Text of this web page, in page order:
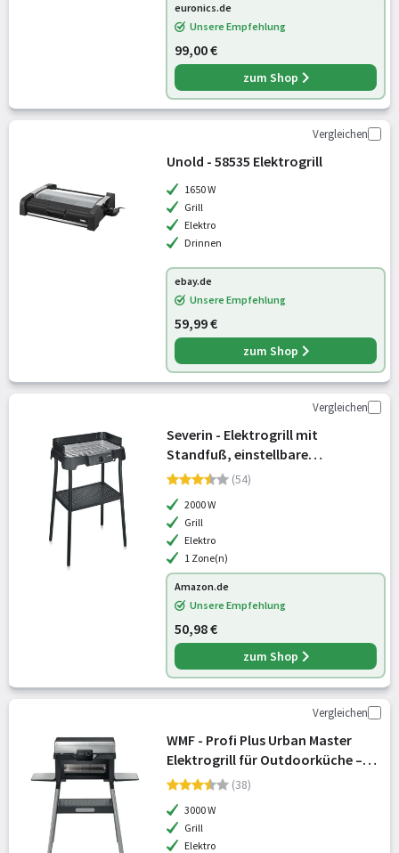
euronics.de
Unsere Empfehlung
99,00 €
zum Shop
Vergleichen
Unold - 58535 Elektrogrill
1650 W
Grill
Elektro
Drinnen
ebay.de
Unsere Empfehlung
59,99 €
zum Shop
Vergleichen
Severin - Elektrogrill mit
Standfuß, einstellbare
Temperatur 35-200 Grad Celsius,
Tischgrill mit Auffangschale,
Edelstahl-Grillros
(54)
2000 W
Grill
Elektro
1 Zone(n)
Amazon.de
Unsere Empfehlung
50,98 €
zum Shop
Vergleichen
WMF - Profi Plus Urban Master
Elektrogrill für Outdoorküche –
Standgrill bis 340°C, 2-in-1
bis 200°C, Gusseisen-Grillplatt
(38)
3000 W
Grill
Elektro